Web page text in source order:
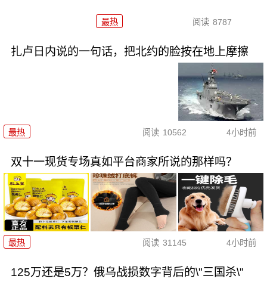
最热 阅读 8787
扎卢日内说的一句话，把北约的脸按在地上摩擦
最热 阅读 10562 4小时前
双十一现货专场真如平台商家所说的那样吗？
最热 阅读 31145 4小时前
125万还是5万？俄乌战损数字背后的\"三国杀\"